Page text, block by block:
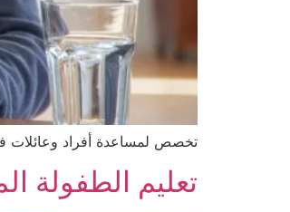
تخصص لمساعدة أفراد وعائلات
تعليم الطفولة